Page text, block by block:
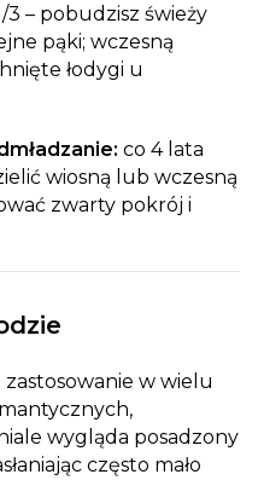
3 – pobudzisz świeży
pąki; wczesną
łodygi u
co 4 lata
wiosną lub wczesną
zwarty pokrój i
w wielu
wygląda posadzony
często mało